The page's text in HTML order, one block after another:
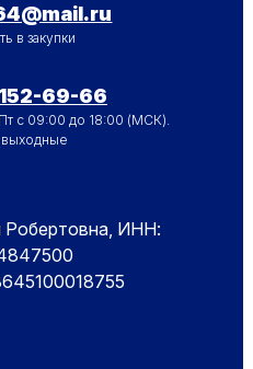
в закупки
69-66
с 09:00 до 18:00 (МСК).
Робертовна, ИНН: